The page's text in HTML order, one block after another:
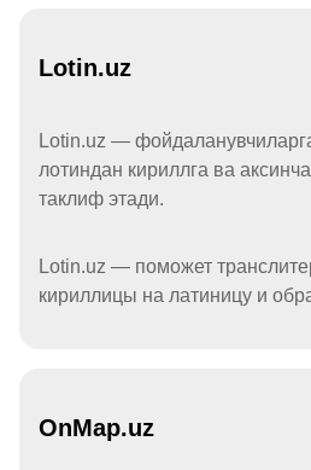
Lotin.uz
Lotin.uz —
лотиндан кириллга ва
таклиф этади.
Lotin.uz — поможет
кириллицы на латиницу и
OnMap.uz